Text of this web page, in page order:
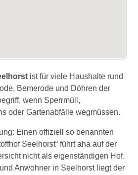
ist für viele Haushalte rund
Bemerode und Döhren der
wenn Sperrmüll,
oder Gartenabfälle wegmüssen.
Einen offiziell so benannten
Seelhorst“ führt aha auf der
nicht als eigenständigen Hof.
Anwohner in Seelhorst liegt der